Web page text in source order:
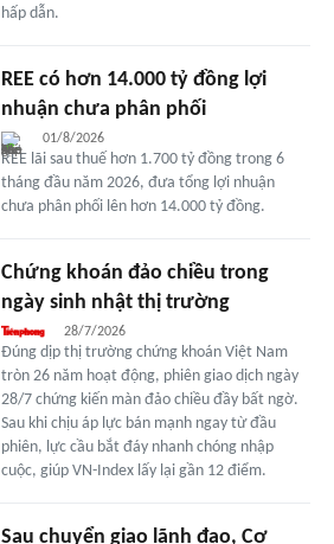
hấp dẫn.
REE có hơn 14.000 tỷ đồng lợi
nhuận chưa phân phối
01/8/2026
REE lãi sau thuế hơn 1.700 tỷ đồng trong 6
tháng đầu năm 2026, đưa tổng lợi nhuận
chưa phân phối lên hơn 14.000 tỷ đồng.
Chứng khoán đảo chiều trong
ngày sinh nhật thị trường
28/7/2026
Đúng dịp thị trường chứng khoán Việt Nam
tròn 26 năm hoạt động, phiên giao dịch ngày
28/7 chứng kiến màn đảo chiều đầy bất ngờ.
Sau khi chịu áp lực bán mạnh ngay từ đầu
phiên, lực cầu bắt đáy nhanh chóng nhập
cuộc, giúp VN-Index lấy lại gần 12 điểm.
Sau chuyển giao lãnh đạo, Cơ